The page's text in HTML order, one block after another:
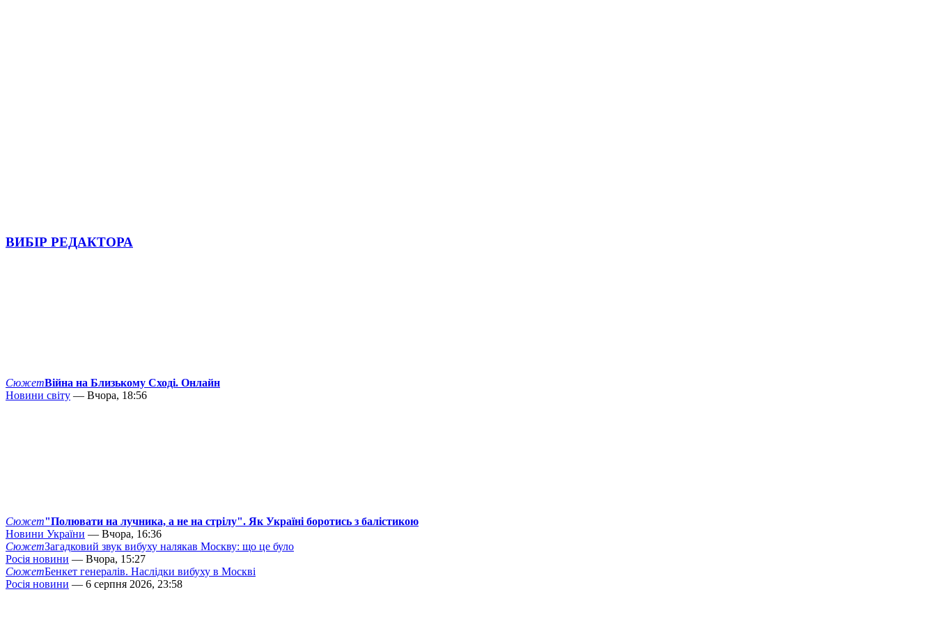
ВИБІР РЕДАКТОРА
СюжетВійна на Близькому Сході. Онлайн
Новини світу — Вчора, 18:56
Сюжет"Полювати на лучника, а не на стрілу". Як Україні боротись з балістикою
Новини України — Вчора, 16:36
СюжетЗагадковий звук вибуху налякав Москву: що це було
Росія новини — Вчора, 15:27
СюжетБенкет генералів. Наслідки вибуху в Москві
Росія новини — 6 серпня 2026, 23:58